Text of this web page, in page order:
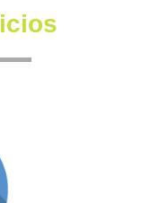
con un equipo